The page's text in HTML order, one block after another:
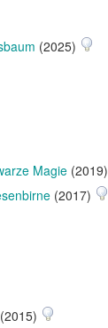
(2025)
Magie (2019)
(2017)
(2015)